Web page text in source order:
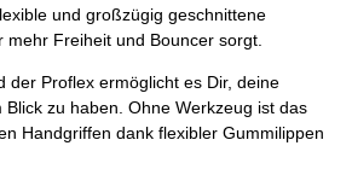
und großzügig geschnittene
mehr Freiheit und Bouncer sorgt.
der Proflex ermöglicht es Dir, deine
zu haben. Ohne Werkzeug ist das
Handgriffen dank flexibler Gummilippen